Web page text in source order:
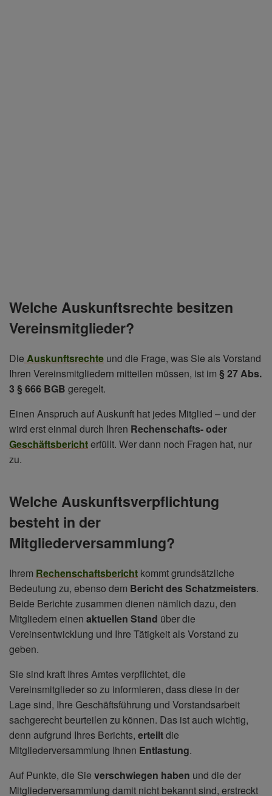
Welche Auskunftsrechte besitzen
Vereinsmitglieder?
Die Auskunftsrechte und die Frage, was Sie als Vorstand
Ihren Vereinsmitgliedern mitteilen müssen, ist im § 27 Abs.
3 § 666 BGB geregelt.
Einen Anspruch auf Auskunft hat jedes Mitglied – und der
wird erst einmal durch Ihren Rechenschafts- oder
Geschäftsberichterfüllt. Wer dann noch Fragen hat, nur
zu.
Welche Auskunftsverpflichtung
besteht in der
Mitgliederversammlung?
Ihrem Rechenschaftsbericht kommt grundsätzliche
Bedeutung zu, ebenso dem Bericht des Schatzmeisters.
Beide Berichte zusammen dienen nämlich dazu, den
Mitgliedern einen aktuellen Stand über die
Vereinsentwicklung und Ihre Tätigkeit als Vorstand zu
geben.
Sie sind kraft Ihres Amtes verpflichtet, die
Vereinsmitglieder so zu informieren, dass diese in der
Lage sind, Ihre Geschäftsführung und Vorstandsarbeit
sachgerecht beurteilen zu können. Das ist auch wichtig,
denn aufgrund Ihres Berichts, erteiltdie
Mitgliederversammlung Ihnen Entlastung.
Auf Punkte, die Sie verschwiegen haben und die der
Mitgliederversammlung damit nicht bekannt sind, erstreckt